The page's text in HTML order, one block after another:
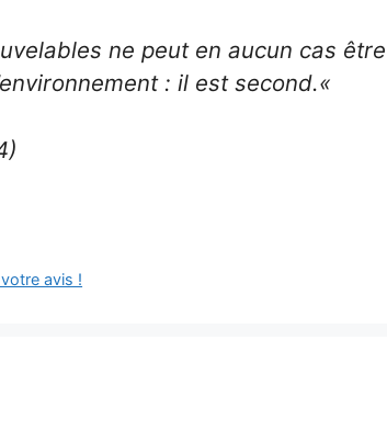
ne peut en aucun cas être
: il est second.«
avis !